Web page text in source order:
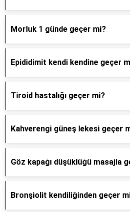
Morluk 1 günde geçer mi?
Epididimit kendi kendine geçer
Tiroid hastalığı geçer mi?
Kahverengi güneş lekesi geçer
Göz kapağı düşüklüğü masajla
Bronşiolit kendiliğinden geçer